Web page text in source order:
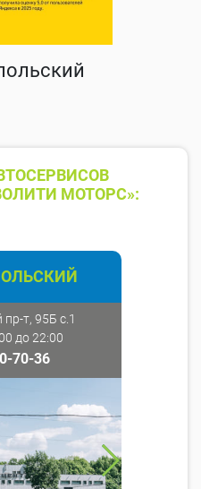
МОТОРС»:
т, 95Б с.1
до 22:00
70-36